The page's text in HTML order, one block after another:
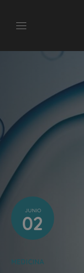
JUNIO
02
MEDICINA